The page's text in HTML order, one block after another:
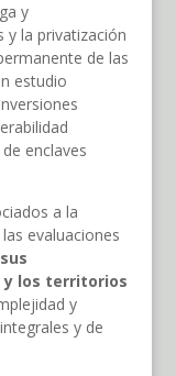
y
y la privatización
de las
estudio
enclaves
a la
evaluaciones
sus
y los territorios
y
y de